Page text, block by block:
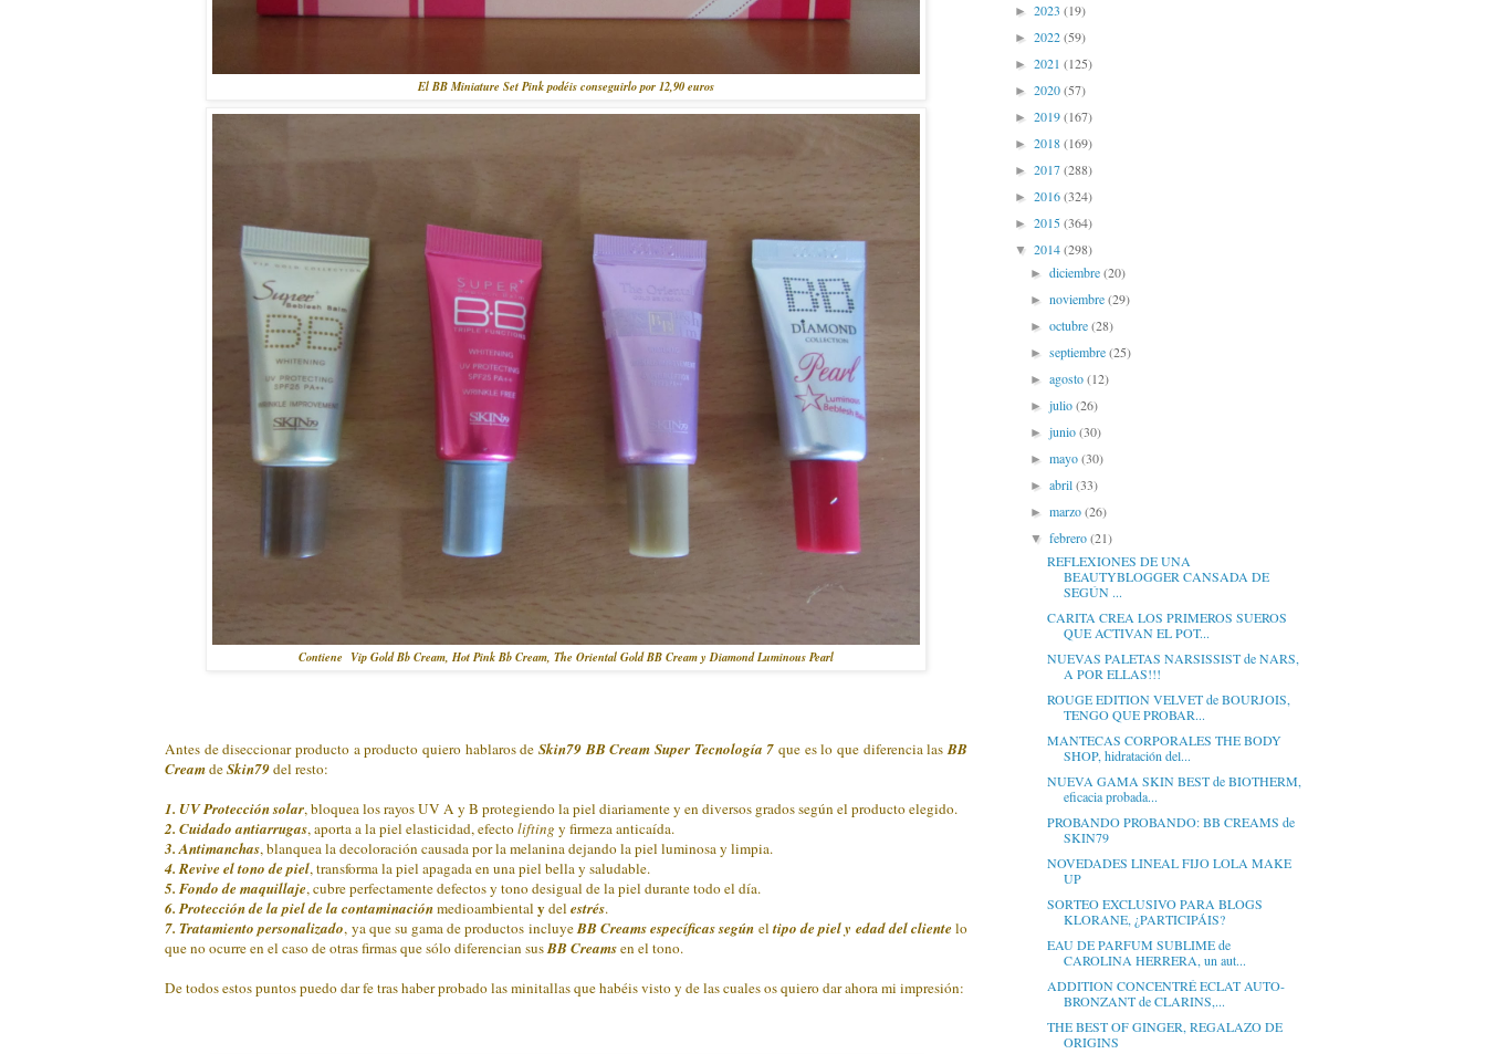
El BB Miniature Set Pink podéis conseguirlo por 12,90 euros
Contiene Vip Gold Bb Cream, Hot Pink Bb Cream, The Oriental Gold BB Cream y Diamond Luminous Pearl
Antes de diseccionar producto a producto quiero hablaros de Skin79 BB Cream Super Tecnología 7 que es lo que diferencia lasBB
CreamdeSkin79del resto:
1. UV Protección solar, bloquea los rayos UV A y B protegiendo la piel diariamente y en diversos grados según el producto elegido.
2. Cuidado antiarrugas, aporta a la piel elasticidad, efectolifting y firmeza anticaída.
3. Antimanchas, blanquea la decoloración causada por la melanina dejando la piel luminosa y limpia.
4. Revive el tono de piel, transforma la piel apagada en una piel bella y saludable.
5. Fondo de maquillaje, cubre perfectamente defectos y tono desigual de la piel durante todo el día.
6. Protección de la piel de la contaminaciónmedioambiental ydel estrés.
7. Tratamiento personalizado, ya que su gama de productos incluyeBB Creamsespecíficas según el tipo de piel y edad del clientelo
que no ocurre en el caso de otras firmas que sólo diferencian susBB Creamsen el tono.
De todos estos puntos puedo dar fe tras haber probado las minitallas que habéis visto y de las cuales os quiero dar ahora mi impresión:
► 2023 (19)
► 2022(59)
► 2021 (125)
► 2020(57)
► 2019(167)
► 2018(169)
► 2017(288)
► 2016(324)
► 2015(364)
▼ 2014(298)
►diciembre(20)
►noviembre(29)
►octubre(28)
►septiembre(25)
►agosto(12)
►julio(26)
►junio(30)
►mayo(30)
►abril(33)
►marzo(26)
▼febrero(21)
REFLEXIONES DE UNA
BEAUTYBLOGGER CANSADA DE
SEGÚN ...
CARITA CREA LOS PRIMEROS SUEROS
QUE ACTIVAN EL POT...
NUEVAS PALETAS NARSISSIST de NARS,
A POR ELLAS!!!
ROUGE EDITION VELVET de BOURJOIS,
TENGO QUE PROBAR...
MANTECAS CORPORALES THE BODY
SHOP, hidratación del...
NUEVA GAMA SKIN BEST de BIOTHERM,
eficacia probada...
PROBANDO PROBANDO: BB CREAMS de
SKIN79
NOVEDADES LINEAL FIJO LOLA MAKE
UP
SORTEO EXCLUSIVO PARA BLOGS
KLORANE, ¿PARTICIPÁIS?
EAU DE PARFUM SUBLIME de
CAROLINA HERRERA, un aut...
ADDITION CONCENTRÉ ECLAT AUTO-
BRONZANT de CLARINS,...
THE BEST OF GINGER, REGALAZO DE
ORIGINS